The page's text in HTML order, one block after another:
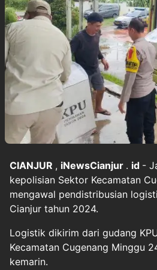
CIANJUR , iNewsCianjur . id -
kepolisian Sektor Kecamatan
mengawal pendistribusian
Cianjur tahun 2024.
Logistik dikirim dari gudang
Kecamatan Cugenang Minggu
kemarin.